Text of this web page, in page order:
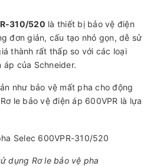
310/520 là thiết bị bảo vệ điện
đơn giản, cấu tạo nhỏ gọn, dễ sử
thành rất thấp so với các loại
của Schneider.
như bảo vệ mất pha cho động
le bảo vệ điện áp 600VPR là lựa
dụng Rơ le bảo vệ pha